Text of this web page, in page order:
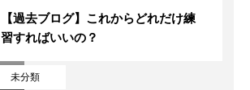
未分類
【過去ブログ】これからどれだけ練
習すればいいの？